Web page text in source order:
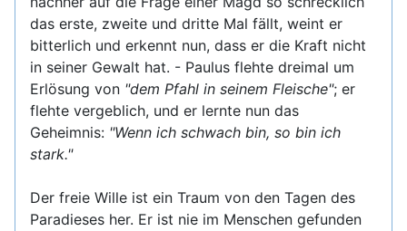
das erste, zweite und dritte Mal fällt, weint er
bitterlich und erkennt nun, dass er die Kraft nicht
in seiner Gewalt hat. - Paulus flehte dreimal um
Erlösung von "dem Pfahl in seinem Fleische"; er
flehte vergeblich, und er lernte nun das
Geheimnis: "Wenn ich schwach bin, so bin ich
stark."
Der freie Wille ist ein Traum von den Tagen des
Paradieses her. Er ist nie im Menschen gefunden